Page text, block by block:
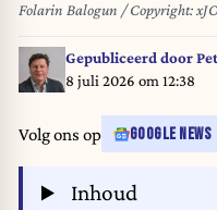
Folarin Balogun / Copyright:
Gepubliceerd door
8 juli 2026 om 12:38
Volg ons op GOOGLE NEWS
Inhoud